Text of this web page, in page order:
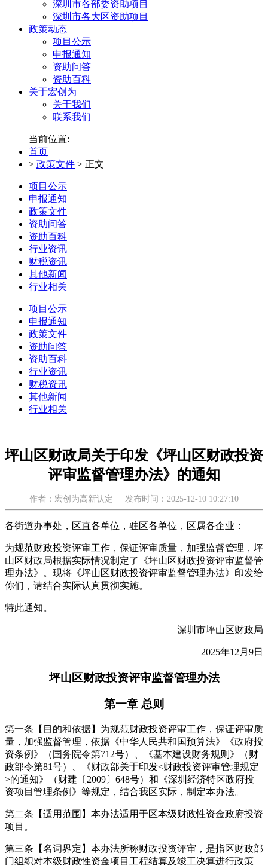
深圳市各部委资助项目
深圳市各大区资助项目
政策动态
项目公示
申报通知
资助问答
资助百科
关于宏创为
关于我们
联系我们
当前位置:
首页
> 政策文件 > 正文
项目公示
申报通知
政策文件
资助问答
资助百科
行业资讯
财税资讯
其他新闻
行业相关
项目公示
申报通知
政策文件
资助问答
资助百科
行业资讯
财税资讯
其他新闻
行业相关
坪山区财政局关于印发《坪山区财政投资
评审监督管理办法》的通知
作者：宏创为高新认定 发布时间：2025-12-10 10:27:10
各街道办事处，区直各单位，驻区各单位，区属各企业：
为规范财政投资评审工作，保证评审质量，加强监督管理，坪
山区财政局根据实际情况制定了《坪山区财政投资评审监督管
理办法》。现将《坪山区财政投资评审监督管理办法》印发给
你们，请结合实际认真贯彻实施。
特此通知。
深圳市坪山区财政局
2025年12月9日
坪山区财政投资评审监督管理办法
第一章 总则
第一条【目的和依据】为规范财政投资评审工作，保证评审质
量，加强监督管理，依据《中华人民共和国预算法》《政府投
资条例》（国务院令第712号）、《基本建设财务规则》（财
政部令第81号）、《财政部关于印发<财政投资评审管理规定
>的通知》（财建〔2009〕648号）和《深圳经济特区政府投
资项目管理条例》等规定，结合我区实际，制定本办法。
第二条【适用范围】本办法适用于区本级财政性资金政府投资
项目。
第三条【名词界定】本办法所称财政投资评审，是指区财政部
门组织对本级财政性资金项目工程结算及竣工决算进行政策